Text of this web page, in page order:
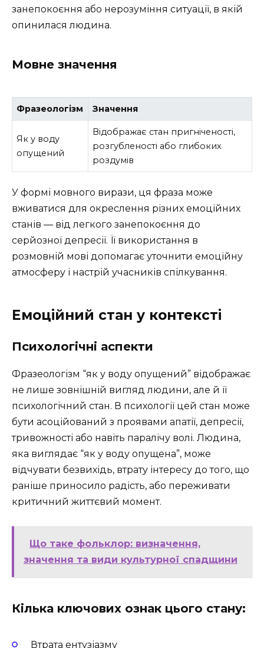
занепокоєння або нерозуміння ситуації, в якій
опинилася людина.
Мовне значення
Фразеологізм Значення
Як у воду
опущений
Відображає стан пригніченості,
розгубленості або глибоких
роздумів
У формі мовного вирази, ця фраза може
вживатися для окреслення різних емоційних
станів — від легкого занепокоєння до
серйозної депресії. Її використання в
розмовній мові допомагає уточнити емоційну
атмосферу і настрій учасників спілкування.
Емоційний стан у контексті
Психологічні аспекти
Фразеологізм “як у воду опущений” відображає
не лише зовнішній вигляд людини, але й її
психологічний стан. В психології цей стан може
бути асоційований з проявами апатії, депресії,
тривожності або навіть паралічу волі. Людина,
яка виглядає “як у воду опущена”, може
відчувати безвихідь, втрату інтересу до того, що
раніше приносило радість, або переживати
критичний життєвий момент.
Що таке фольклор: визначення,
значення та види культурної спадщини
Кілька ключових ознак цього стану:
Втрата ентузіазму